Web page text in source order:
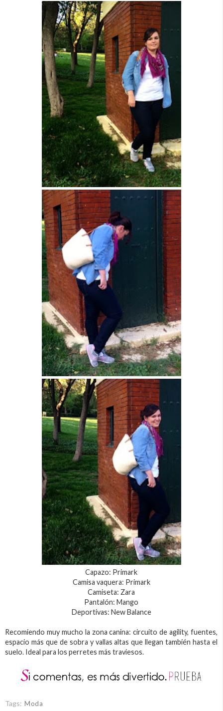
Capazo: Primark
Camisa vaquera: Primark
Camiseta: Zara
Pantalón: Mango
Deportivas: New Balance
Recomiendo muy mucho la zona canina: circuito de agility, fuentes,
espacio más que de sobra y vallas altas que llegan también hasta el
suelo. Ideal para los perretes más traviesos.
Tags: Moda